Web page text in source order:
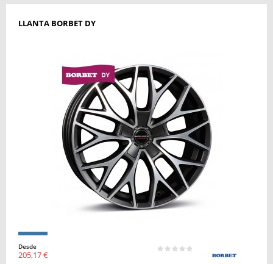
LLANTA BORBET DY
Desde
205,17 €